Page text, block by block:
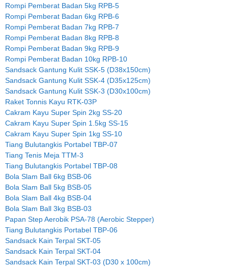
Rompi Pemberat Badan 5kg RPB-5
Rompi Pemberat Badan 6kg RPB-6
Rompi Pemberat Badan 7kg RPB-7
Rompi Pemberat Badan 8kg RPB-8
Rompi Pemberat Badan 9kg RPB-9
Rompi Pemberat Badan 10kg RPB-10
Sandsack Gantung Kulit SSK-5 (D38x150cm)
Sandsack Gantung Kulit SSK-4 (D35x125cm)
Sandsack Gantung Kulit SSK-3 (D30x100cm)
Raket Tonnis Kayu RTK-03P
Cakram Kayu Super Spin 2kg SS-20
Cakram Kayu Super Spin 1.5kg SS-15
Cakram Kayu Super Spin 1kg SS-10
Tiang Bulutangkis Portabel TBP-07
Tiang Tenis Meja TTM-3
Tiang Bulutangkis Portabel TBP-08
Bola Slam Ball 6kg BSB-06
Bola Slam Ball 5kg BSB-05
Bola Slam Ball 4kg BSB-04
Bola Slam Ball 3kg BSB-03
Papan Step Aerobik PSA-78 (Aerobic Stepper)
Tiang Bulutangkis Portabel TBP-06
Sandsack Kain Terpal SKT-05
Sandsack Kain Terpal SKT-04
Sandsack Kain Terpal SKT-03 (D30 x 100cm)